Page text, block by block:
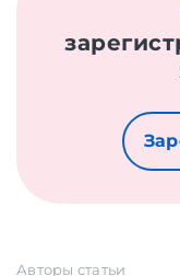
Авторы статьи